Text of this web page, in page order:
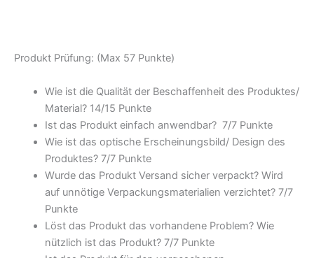
Produkt Prüfung: (Max 57 Punkte)
Wie ist die Qualität der Beschaffenheit des Produktes/
Material? 14/15 Punkte
Ist das Produkt einfach anwendbar? 7/7 Punkte
Wie ist das optische Erscheinungsbild/ Design des
Produktes? 7/7 Punkte
Wurde das Produkt Versand sicher verpackt? Wird
auf unnötige Verpackungsmaterialien verzichtet? 7/7
Punkte
Löst das Produkt das vorhandene Problem? Wie
nützlich ist das Produkt? 7/7 Punkte